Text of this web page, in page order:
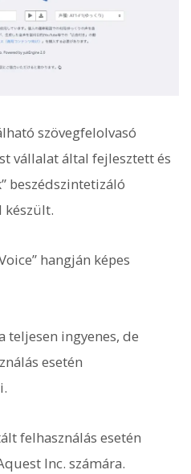
szövegfelolvasó
vállalat által fejlesztett és
beszédszintetizáló
készült.
hangján képes
teljesen ingyenes, de
esetén
felhasználás esetén
Inc. számára.